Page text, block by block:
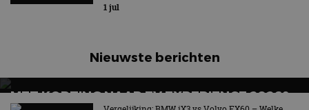
1 jul
Nieuwste berichten
MET KORTING NAAR EV EXPERIENCE 2026?